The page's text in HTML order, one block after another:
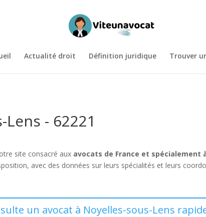
Actualité droit Définition juridique Trouver
- 62221
site consacré aux avocats de France et spécialement
avec des données sur leurs spécialités et leurs
un avocat à Noyelles-sous-Lens